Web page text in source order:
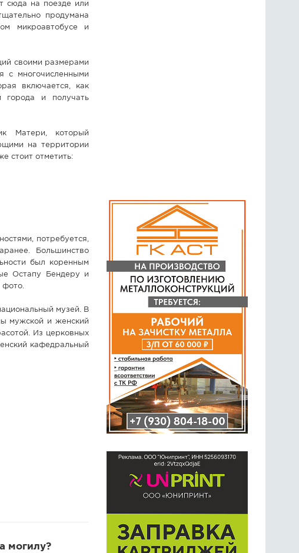
сюда на поезде или
продумана
микроавтобусе и
своими размерами
с многочисленными
включается, как
города и получать
Матери, который
на территории
стоит отметить:
потребуется,
Большинство
был коренным
Остапу Бендеру и
фото.
музей. В
мужской и женский
Из церковных
кафедральный
могилу?